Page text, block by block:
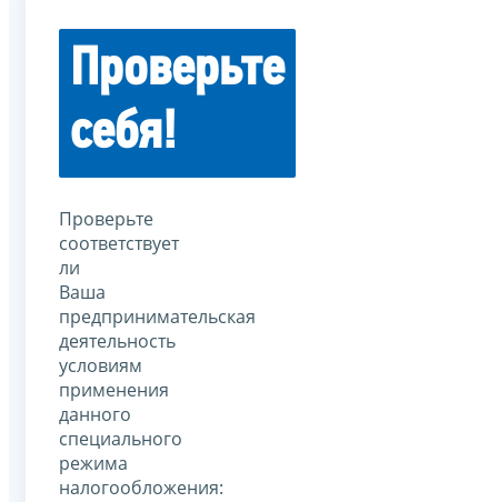
Проверьте
себя!
Проверьте
соответствует
ли
Ваша
предпринимательская
деятельность
условиям
применения
данного
специального
режима
налогообложения: